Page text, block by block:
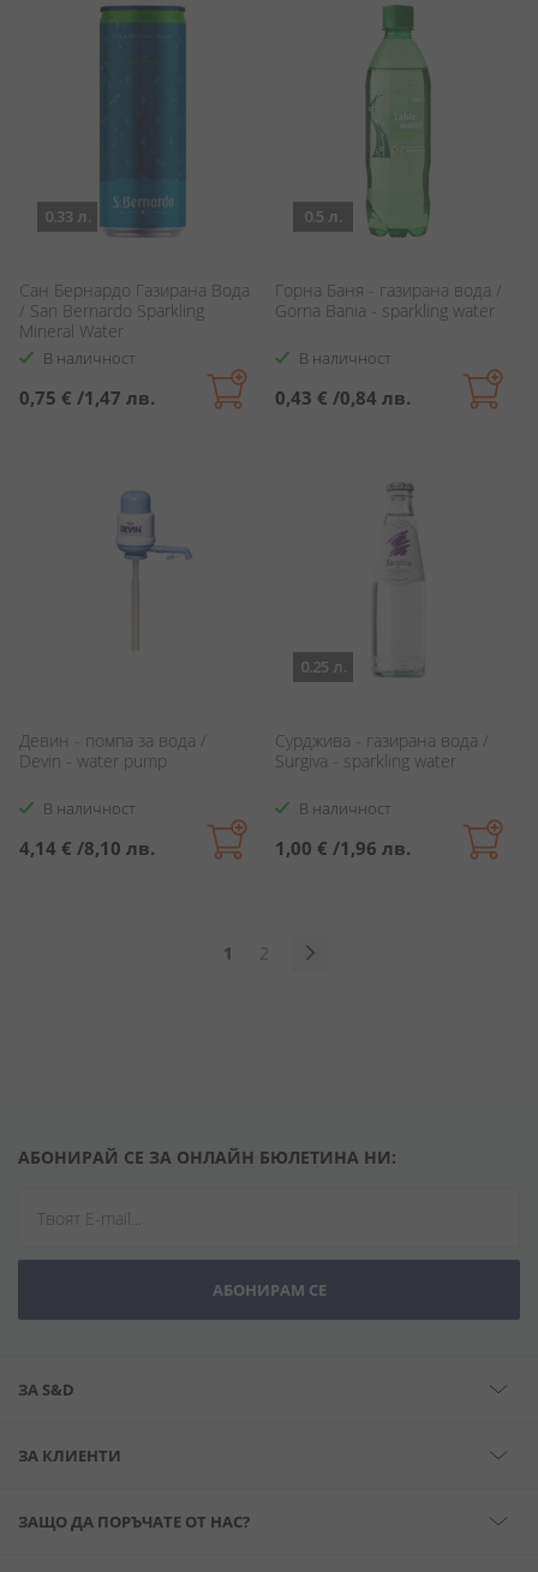
0.33 л.
Сан Бернардо Газирана Вода
/ San Bernardo Sparkling
Mineral Water
В наличност
0,75 € /1,47 лв.
0.5 л.
Горна Баня - газирана вода /
Gorna Bania - sparkling water
В наличност
0,43 € /0,84 лв.
Девин - помпа за вода /
Devin - water pump
В наличност
4,14 € /8,10 лв.
0.25 л.
Сурджива - газирана вода /
Surgiva - sparkling water
В наличност
1,00 € /1,96 лв.
Страница
В
1 Страница
2
АБОНИРАЙ СЕ ЗА ОНЛАЙН БЮЛЕТИНА НИ:
АБОНИРАМ СЕ
ЗА S&D
ЗА КЛИЕНТИ
ЗАЩО ДА ПОРЪЧАТЕ ОТ НАС?